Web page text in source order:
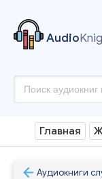
Audio
Главная
Аудиокниги